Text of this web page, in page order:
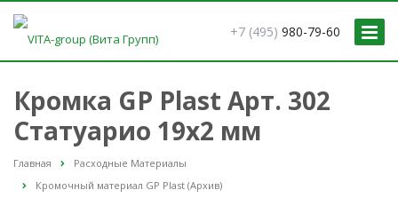
+7 (495) 980-79-60
Кромка GP Plast Арт. 302
Статуарио 19x2 мм
Главная
Расходные Материалы
Кромочный материал GP Plast (Архив)